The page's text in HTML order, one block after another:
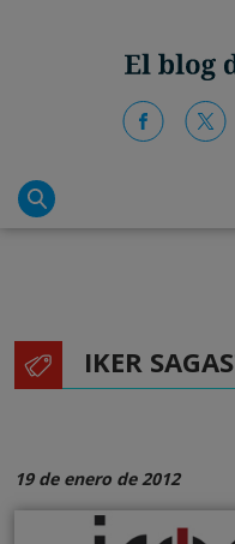
IKER
19 de enero de 2012